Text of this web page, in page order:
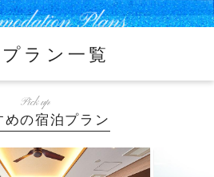
ラン一覧
Pick up
めの宿泊プラン